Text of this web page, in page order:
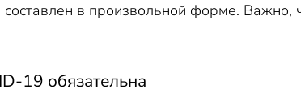
в произвольной форме.
19 обязательна